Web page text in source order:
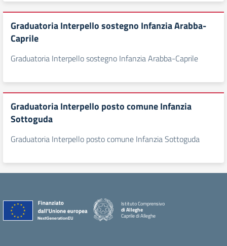
Graduatoria Interpello sostegno Infanzia Arabba-
Caprile
Graduatoria Interpello sostegno Infanzia Arabba-Caprile
Graduatoria Interpello posto comune Infanzia
Sottoguda
Graduatoria Interpello posto comune Infanzia Sottoguda
Istituto Comprensivo
di Alleghe
Caprile di Alleghe